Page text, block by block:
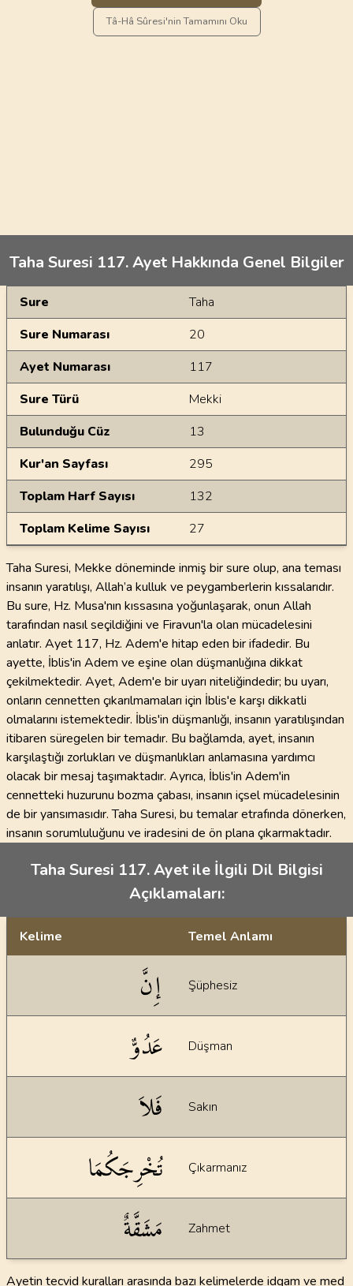
Tâ-Hâ Sûresi'nin Tamamını Oku
Taha Suresi 117. Ayet Hakkında Genel Bilgiler
Genel Bilgiler
Sure
Taha
Sure Numarası
20
Ayet Numarası
117
Sure Türü
Mekki
Bulunduğu Cüz
13
Kur'an Sayfası
295
Toplam Harf Sayısı
132
Toplam Kelime Sayısı
27
Taha Suresi, Mekke döneminde inmiş bir sure olup, ana teması
insanın yaratılışı, Allah’a kulluk ve peygamberlerin kıssalarıdır.
Bu sure, Hz. Musa'nın kıssasına yoğunlaşarak, onun Allah
tarafından nasıl seçildiğini ve Firavun'la olan mücadelesini
anlatır. Ayet 117, Hz. Adem'e hitap eden bir ifadedir. Bu
ayette, İblis'in Adem ve eşine olan düşmanlığına dikkat
çekilmektedir. Ayet, Adem'e bir uyarı niteliğindedir; bu uyarı,
onların cennetten çıkarılmamaları için İblis'e karşı dikkatli
olmalarını istemektedir. İblis'in düşmanlığı, insanın yaratılışından
itibaren süregelen bir temadır. Bu bağlamda, ayet, insanın
karşılaştığı zorlukları ve düşmanlıkları anlamasına yardımcı
olacak bir mesaj taşımaktadır. Ayrıca, İblis'in Adem'in
cennetteki huzurunu bozma çabası, insanın içsel mücadelesinin
de bir yansımasıdır. Taha Suresi, bu temalar etrafında dönerken,
insanın sorumluluğunu ve iradesini de ön plana çıkarmaktadır.
Taha Suresi 117. Ayet ile İlgili Dil Bilgisi
Açıklamaları:
Kelime Temel Anlamı
إِنَّ Şüphesiz
عَدُوٌّ Düşman
فَلاَ Sakın
تُخْرِجَكُمَا Çıkarmanız
مَشَقَّةٌ Zahmet
Ayetin tecvid kuralları arasında bazı kelimelerde idgam ve med